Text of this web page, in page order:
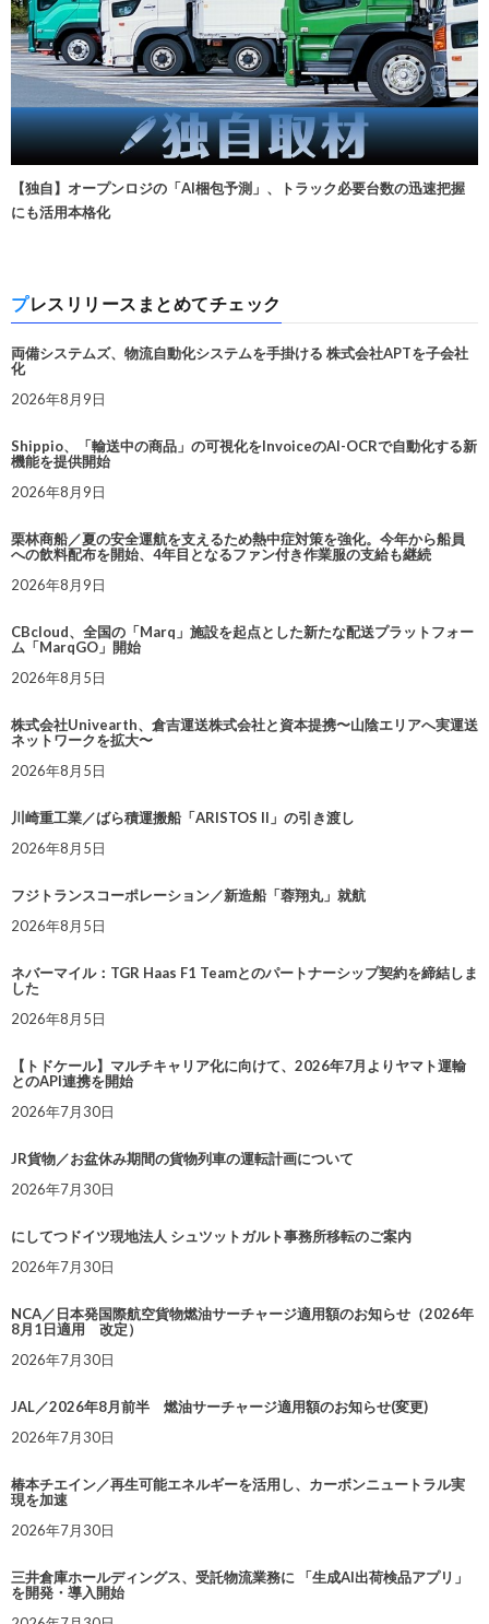
【独自】オープンロジの「AI梱包予測」、トラック必要台数の迅速把握
にも活用本格化
プレスリリースまとめてチェック
両備システムズ、物流自動化システムを手掛ける 株式会社APTを子会社
化
2026年8月9日
Shippio、「輸送中の商品」の可視化をInvoiceのAI-OCRで自動化する新
機能を提供開始
2026年8月9日
栗林商船／夏の安全運航を支えるため熱中症対策を強化。今年から船員
への飲料配布を開始、4年目となるファン付き作業服の支給も継続
2026年8月9日
CBcloud、全国の「Marq」施設を起点とした新たな配送プラットフォー
ム「MarqGO」開始
2026年8月5日
株式会社Univearth、倉吉運送株式会社と資本提携〜山陰エリアへ実運送
ネットワークを拡大〜
2026年8月5日
川崎重工業／ばら積運搬船「ARISTOS II」の引き渡し
2026年8月5日
フジトランスコーポレーション／新造船「蓉翔丸」就航
2026年8月5日
ネバーマイル：TGR Haas F1 Teamとのパートナーシップ契約を締結しま
した
2026年8月5日
【トドケール】マルチキャリア化に向けて、2026年7月よりヤマト運輸
とのAPI連携を開始
2026年7月30日
JR貨物／お盆休み期間の貨物列車の運転計画について
2026年7月30日
にしてつドイツ現地法人 シュツットガルト事務所移転のご案内
2026年7月30日
NCA／日本発国際航空貨物燃油サーチャージ適用額のお知らせ（2026年
8月1日適用 改定）
2026年7月30日
JAL／2026年8月前半 燃油サーチャージ適用額のお知らせ(変更)
2026年7月30日
椿本チエイン／再生可能エネルギーを活用し、カーボンニュートラル実
現を加速
2026年7月30日
三井倉庫ホールディングス、受託物流業務に 「生成AI出荷検品アプリ」
を開発・導入開始